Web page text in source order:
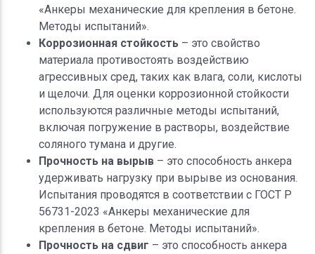
«Анкеры механические для крепления в бетоне.
Методы испытаний».
Коррозионная стойкость – это свойство
материала противостоять воздействию
агрессивных сред, таких как влага, соли, кислоты
и щелочи. Для оценки коррозионной стойкости
используются различные методы испытаний,
включая погружение в растворы, воздействие
соляного тумана и другие.
Прочность на вырыв – это способность анкера
удерживать нагрузку при вырыве из основания.
Испытания проводятся в соответствии с ГОСТ Р
56731-2023 «Анкеры механические для
крепления в бетоне. Методы испытаний».
Прочность на сдвиг – это способность анкера